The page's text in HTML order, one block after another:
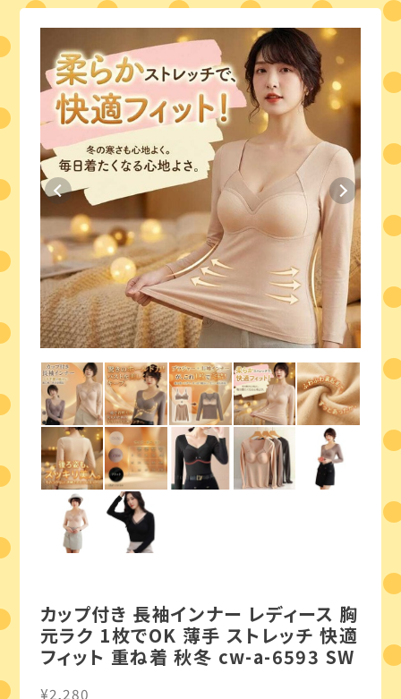
カップ付き 長袖インナー レディース 胸
元ラク 1枚でOK 薄手 ストレッチ 快適
フィット 重ね着 秋冬 cw-a-6593 SW
¥2,280